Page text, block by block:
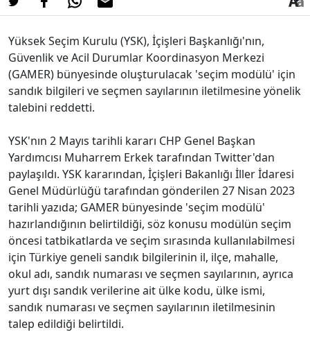
Yüksek Seçim Kurulu (YSK), İçişleri Başkanlığı'nın,
Güvenlik ve Acil Durumlar Koordinasyon Merkezi
(GAMER) bünyesinde oluşturulacak 'seçim modülü' için
sandık bilgileri ve seçmen sayılarının iletilmesine yönelik
talebini reddetti.
YSK'nın 2 Mayıs tarihli kararı CHP Genel Başkan
Yardımcısı Muharrem Erkek tarafından Twitter'dan
paylaşıldı. YSK kararından, İçişleri Bakanlığı İller İdaresi
Genel Müdürlüğü tarafından gönderilen 27 Nisan 2023
tarihli yazıda; GAMER bünyesinde 'seçim modülü'
hazırlandığının belirtildiği, söz konusu modülün seçim
öncesi tatbikatlarda ve seçim sırasında kullanılabilmesi
için Türkiye geneli sandık bilgilerinin il, ilçe, mahalle,
okul adı, sandık numarası ve seçmen sayılarının, ayrıca
yurt dışı sandık verilerine ait ülke kodu, ülke ismi,
sandık numarası ve seçmen sayılarının iletilmesinin
talep edildiği belirtildi.